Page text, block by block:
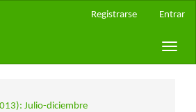
Registrarse Entrar
Toggle
Julio-diciembre